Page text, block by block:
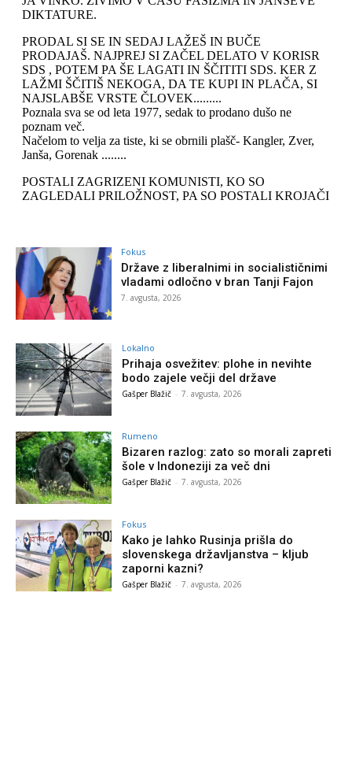
Fokus
Države z liberalnimi in socialističnimi
vladami odločno v bran Tanji Fajon
7. avgusta, 2026
Lokalno
Prihaja osvežitev: plohe in nevihte
bodo zajele večji del države
Gašper Blažič - 7. avgusta, 2026
Rumeno
Bizaren razlog: zato so morali zapreti
šole v Indoneziji za več dni
Gašper Blažič - 7. avgusta, 2026
Fokus
Kako je lahko Rusinja prišla do
slovenskega državljanstva – kljub
zaporni kazni?
Gašper Blažič - 7. avgusta, 2026